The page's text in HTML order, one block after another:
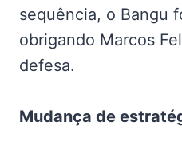
sequência, o Bangu
obrigando Marcos
defesa.
Mudança de